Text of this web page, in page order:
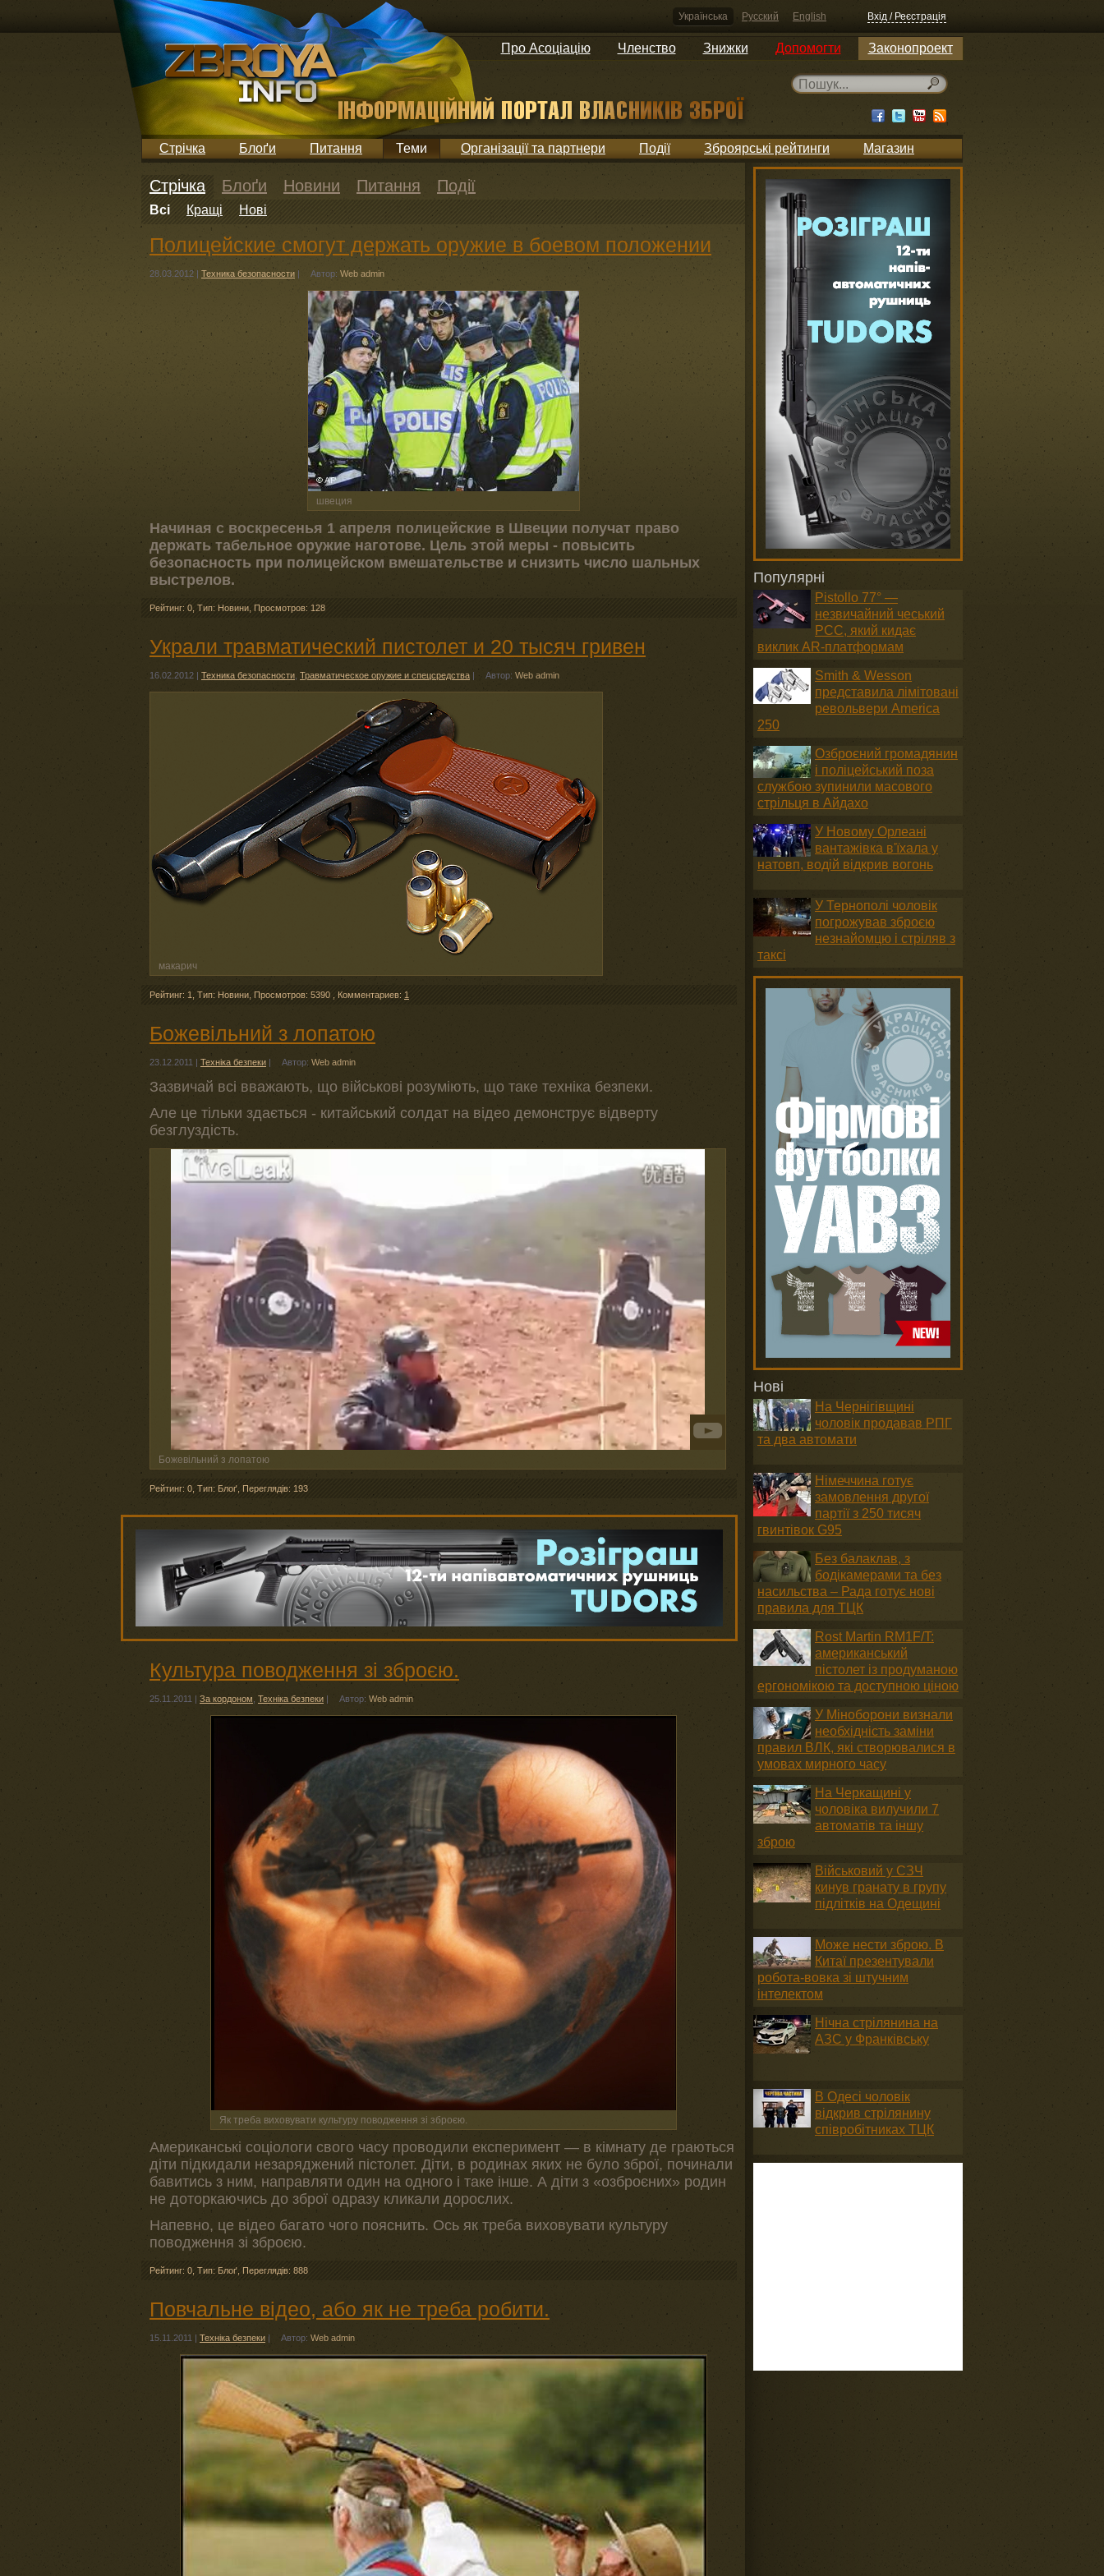
Українська Русский English Вхід / Реєстрація
Про Асоціацію Членство Знижки Допомогти Законопроект
Стрічка Блоґи Питання Теми Організації та партнери Події Зброярські рейтинги Магазин
Стрічка Блоґи Новини Питання Події
Всі Кращі Нові
Полицейские смогут держать оружие в боевом положении
28.03.2012 | Техника безопасности | Автор: Web admin
швеция
Начиная с воскресенья 1 апреля полицейские в Швеции получат право
держать табельное оружие наготове. Цель этой меры - повысить
безопасность при полицейском вмешательстве и снизить число шальных
выстрелов.
Рейтинг: 0 Тип: Новини Просмотров: 128
Украли травматический пистолет и 20 тысяч гривен
16.02.2012 | Техника безопасности Травматическое оружие и спецсредства | Автор: Web admin
макарич
Рейтинг: 1 Тип: Новини Просмотров: 5390 Комментариев: 1
Божевільний з лопатою
23.12.2011 | Техніка безпеки | Автор: Web admin
Зазвичай всі вважають, що військові розуміють, що таке техніка безпеки.
Але це тільки здається - китайський солдат на відео демонструє відверту
безглуздість.
Божевільний з лопатою
Рейтинг: 0 Тип: Блоґ Переглядів: 193
Культура поводження зі зброєю.
25.11.2011 | За кордоном Техніка безпеки | Автор: Web admin
Як треба виховувати культуру поводження зі зброєю.
Американські соціологи свого часу проводили експеримент — в кімнату де граються
діти підкидали незаряджений пістолет. Діти, в родинах яких не було зброї, починали
бавитись з ним, направляти один на одного і таке інше. А діти з «озброєних» родин
не доторкаючись до зброї одразу кликали дорослих.
Напевно, це відео багато чого пояснить. Ось як треба виховувати культуру
поводження зі зброєю.
Рейтинг: 0 Тип: Блоґ Переглядів: 888
Повчальне відео, або як не треба робити.
15.11.2011 | Техніка безпеки | Автор: Web admin
Популярні
Pistollo 77° —
незвичайний чеський
PCC, який кидає
виклик AR-платформам
Smith & Wesson
представила лімітовані
револьвери America
250
Озброєний громадянин
і поліцейський поза
службою зупинили масового
стрільця в Айдахо
У Новому Орлеані
вантажівка в'їхала у
натовп, водій відкрив вогонь
У Тернополі чоловік
погрожував зброєю
незнайомцю і стріляв з
таксі
Нові
На Чернігівщині
чоловік продавав РПГ
та два автомати
Німеччина готує
замовлення другої
партії з 250 тисяч
гвинтівок G95
Без балаклав, з
бодікамерами та без
насильства – Рада готує нові
правила для ТЦК
Rost Martin RM1F/T:
американський
пістолет із продуманою
ергономікою та доступною ціною
У Міноборони визнали
необхідність заміни
правил ВЛК, які створювалися в
умовах мирного часу
На Черкащині у
чоловіка вилучили 7
автоматів та іншу
зброю
Військовий у СЗЧ
кинув гранату в групу
підлітків на Одещині
Може нести зброю. В
Китаї презентували
робота-вовка зі штучним
інтелектом
Нічна стрілянина на
АЗС у Франківську
В Одесі чоловік
відкрив стрілянину
співробітниках ТЦК